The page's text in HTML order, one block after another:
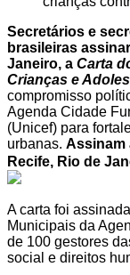
Secretários e
brasileiras
Janeiro, a Carta
Crianças e
compromisso
Agenda Cidade
(Unicef) para
urbanas. Assinam
Recife, Rio de
A carta foi
Municipais da
de 100 gestores
social e direitos